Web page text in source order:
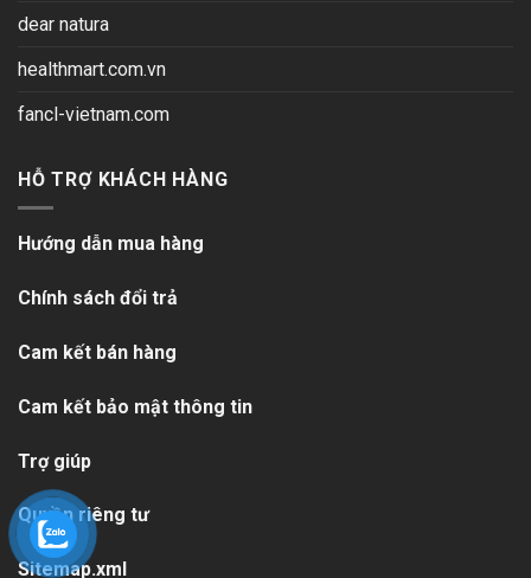
dear natura
healthmart.com.vn
fancl-vietnam.com
HỖ TRỢ KHÁCH HÀNG
Hướng dẫn mua hàng
Chính sách đổi trả
Cam kết bán hàng
Cam kết bảo mật thông tin
Trợ giúp
Quyền riêng tư
Sitemap.xml